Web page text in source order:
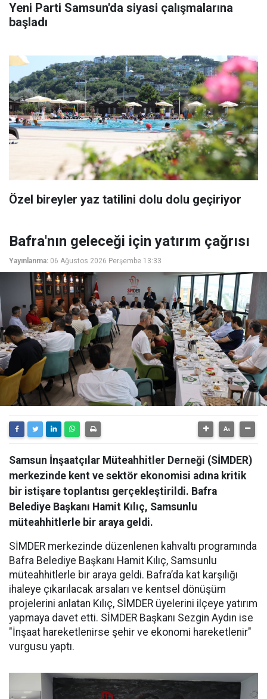
Yeni Parti Samsun'da siyasi çalışmalarına
başladı
Özel bireyler yaz tatilini dolu dolu geçiriyor
Bafra'nın geleceği için yatırım çağrısı
Yayınlanma: 06 Ağustos 2026 Perşembe 13:33
Samsun İnşaatçılar Müteahhitler Derneği (SİMDER)
merkezinde kent ve sektör ekonomisi adına kritik
bir istişare toplantısı gerçekleştirildi. Bafra
Belediye Başkanı Hamit Kılıç, Samsunlu
müteahhitlerle bir araya geldi.
SİMDER merkezinde düzenlenen kahvaltı programında
Bafra Belediye Başkanı Hamit Kılıç, Samsunlu
müteahhitlerle bir araya geldi. Bafra’da kat karşılığı
ihaleye çıkarılacak arsaları ve kentsel dönüşüm
projelerini anlatan Kılıç, SİMDER üyelerini ilçeye yatırım
yapmaya davet etti. SİMDER Başkanı Sezgin Aydın ise
"İnşaat hareketlenirse şehir ve ekonomi hareketlenir"
vurgusu yaptı.